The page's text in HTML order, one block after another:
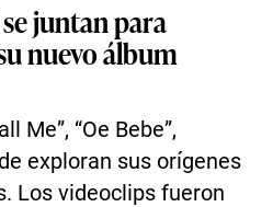
juntan para
nuevo álbum
Me”, “Oe Bebe”,
exploran sus orígenes
Los videoclips fueron